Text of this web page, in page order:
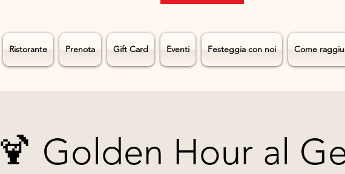
Ristorante Prenota Gift Card Eventi Festeggia con noi Come
🍹 Golden Hour al